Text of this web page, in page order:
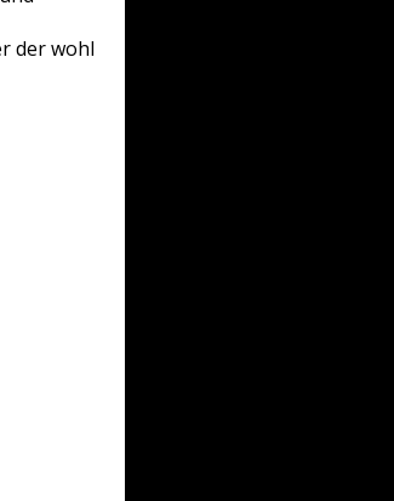
der wohl